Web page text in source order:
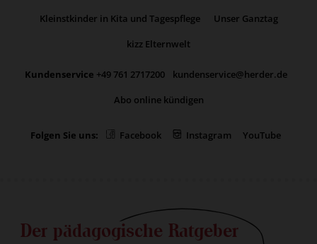
Kleinstkinder in Kita und Tagespflege
Unser Ganztag
kizz Elternwelt
Kundenservice +49 761 2717200
kundenservice@herder.de
Abo online kündigen
Folgen Sie uns: Facebook Instagram YouTube
Der pädagogische Ratgeber